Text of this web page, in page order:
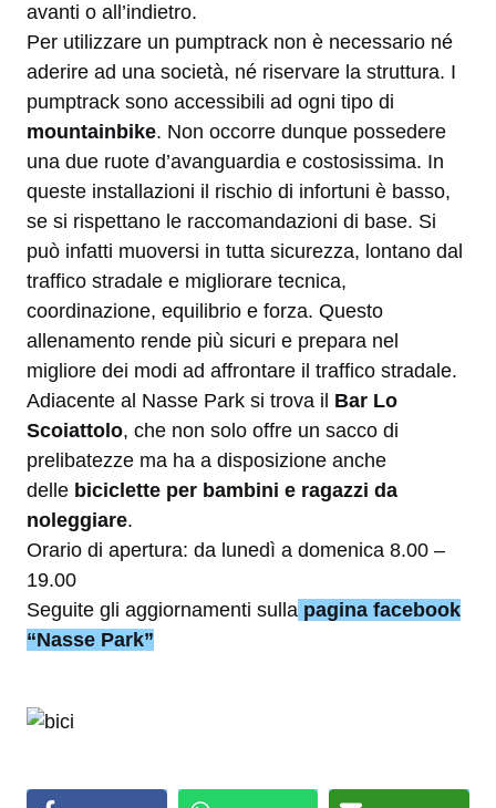
avanti o all’indietro.
Per utilizzare un pumptrack non è necessario né
aderire ad una società, né riservare la struttura. I
pumptrack sono accessibili ad ogni tipo di
mountainbike. Non occorre dunque possedere
una due ruote d’avanguardia e costosissima. In
queste installazioni il rischio di infortuni è basso,
se si rispettano le raccomandazioni di base. Si
può infatti muoversi in tutta sicurezza, lontano dal
traffico stradale e migliorare tecnica,
coordinazione, equilibrio e forza. Questo
allenamento rende più sicuri e prepara nel
migliore dei modi ad affrontare il traffico stradale.
Adiacente al Nasse Park si trova il Bar Lo
Scoiattolo, che non solo offre un sacco di
prelibatezze ma ha a disposizione anche
delle biciclette per bambini e ragazzi da
noleggiare.
Orario di apertura: da lunedì a domenica 8.00 –
19.00
Seguite gli aggiornamenti sulla pagina facebook
“Nasse Park”